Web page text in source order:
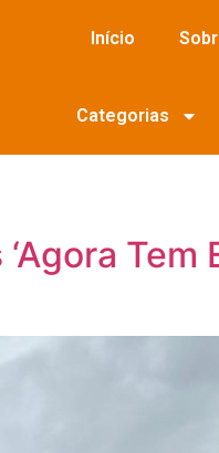
Início
Categorias
Tem